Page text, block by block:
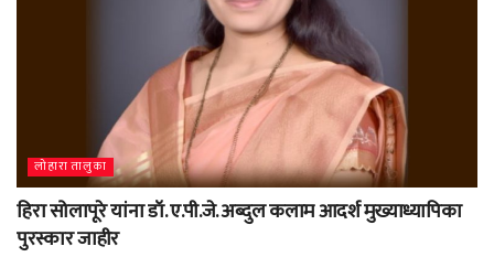
लोहारा तालुका
हिरा सोलापूरे यांना डॉ. ए.पी.जे. अब्दुल कलाम आदर्श मुख्याध्यापिका
पुरस्कार जाहीर